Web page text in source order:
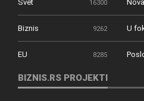
Svet 16300
Biznis 9262 U
EU 8285
BIZNIS.RS PROJEKTI